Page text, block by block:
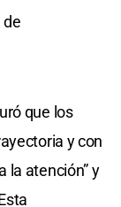
de
que los
y con
la atención” y